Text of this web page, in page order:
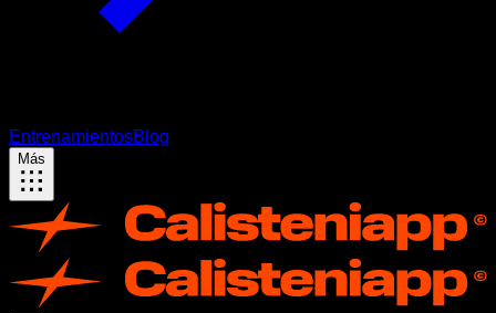
EntrenamientosBlog
Más